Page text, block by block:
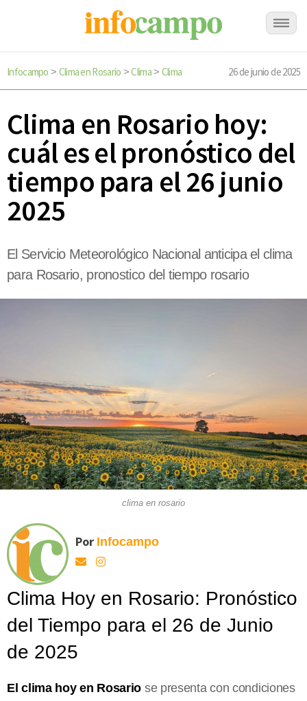
Infocampo > Clima en Rosario >Clima> Clima 26 de junio de 2025
Clima en Rosario hoy:
cuál es el pronóstico del
tiempo para el 26 junio
2025
El Servicio Meteorológico Nacional anticipa el clima
para Rosario, pronostico del tiempo rosario
clima en rosario
Por Infocampo
Clima Hoy en Rosario: Pronóstico
del Tiempo para el 26 de Junio
de 2025
El clima hoy en Rosario se presenta con condiciones